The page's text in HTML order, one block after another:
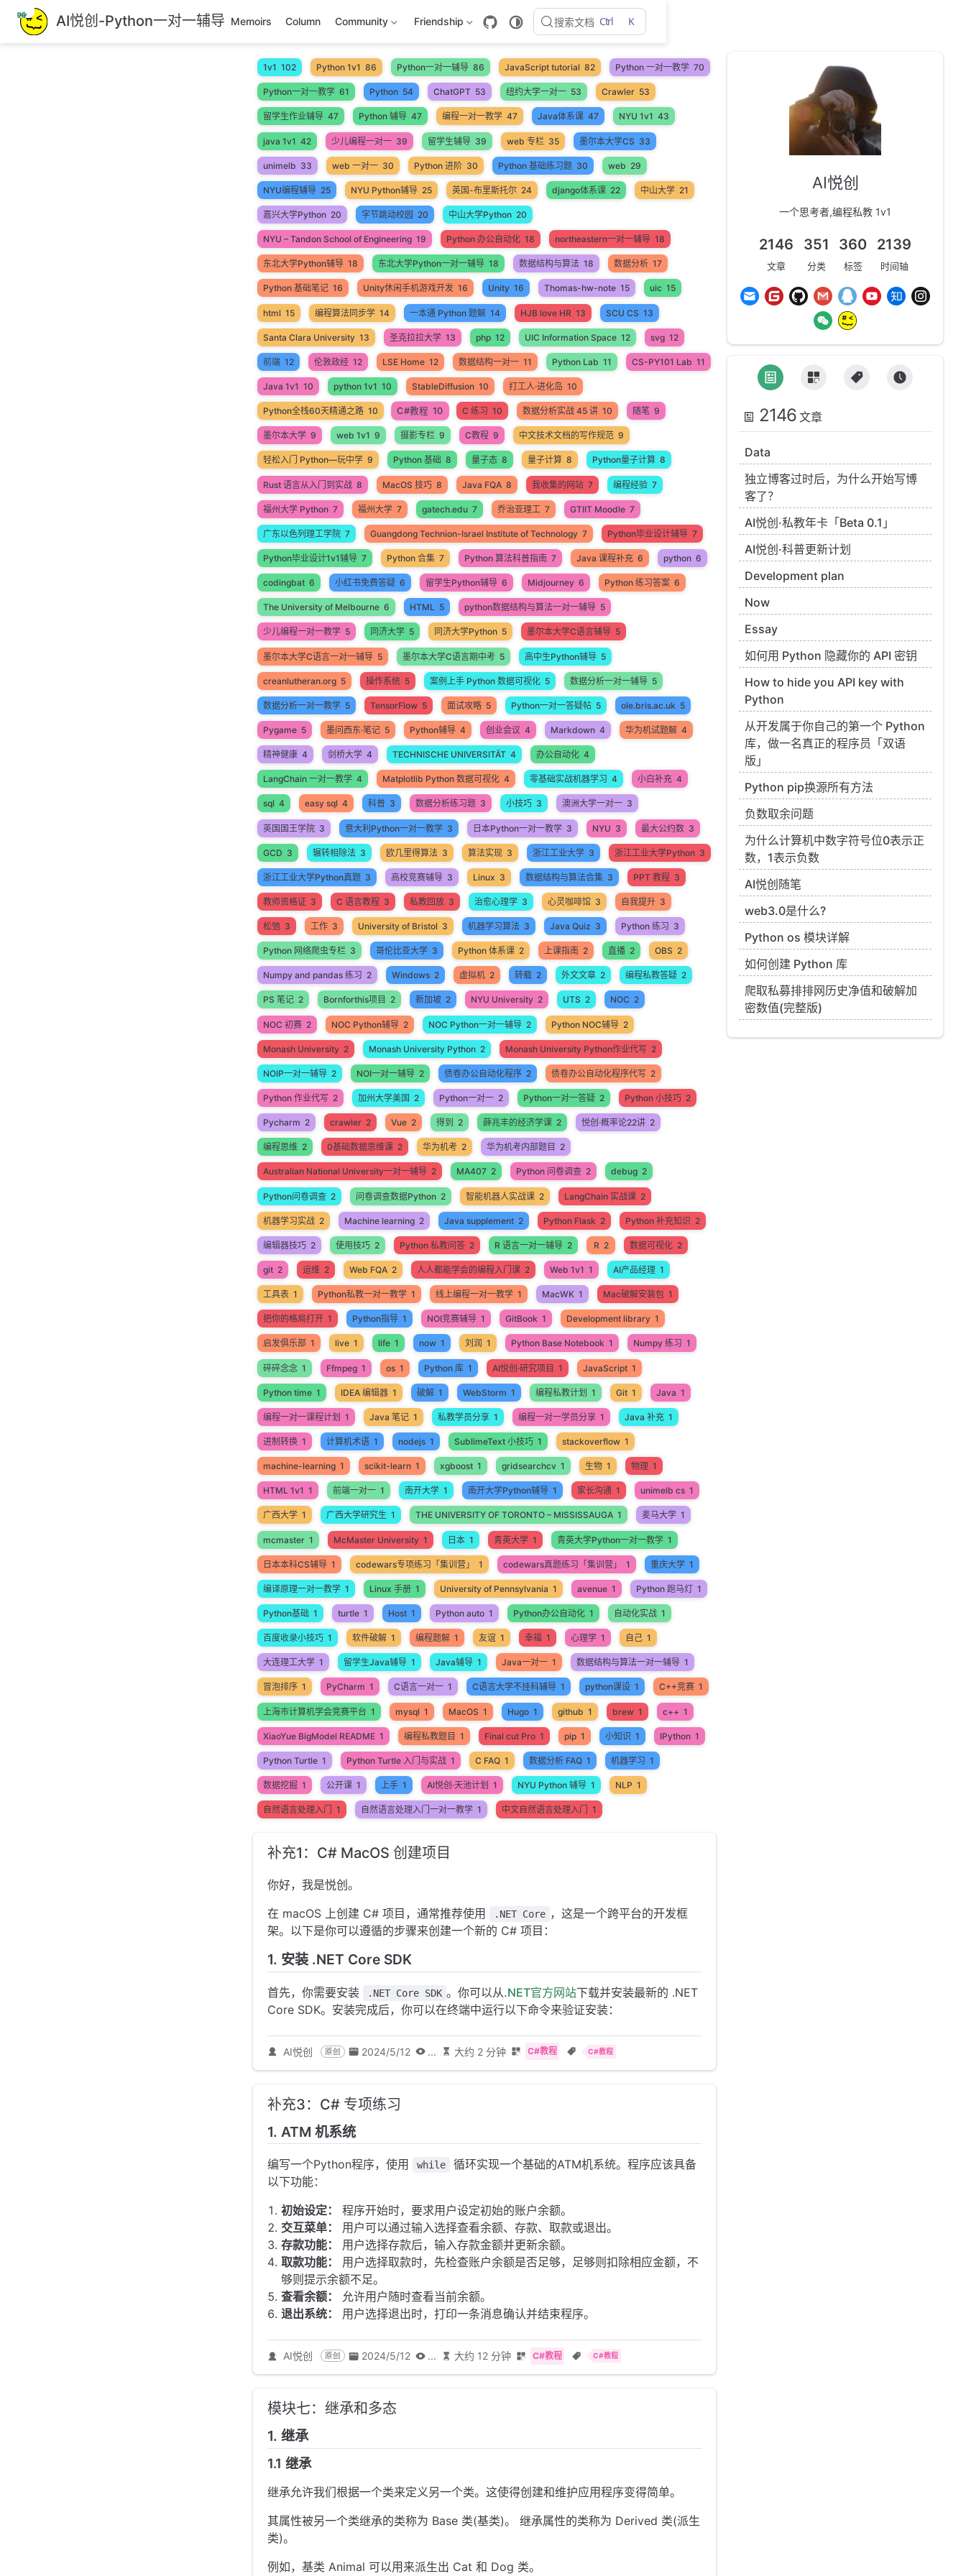
跳
至
主
AI悦创-Python一对一辅导 Memoirs Column Community Friendship 搜索文档 Ctrl K
1v1 102 Python 1v1 86 Python一对一辅导 86 JavaScript tutorial 82 Python 一对一教学 70
Python一对一教学 61 Python 54 ChatGPT 53 纽约大学一对一 53 Crawler 53
留学生作业辅导 47 Python 辅导 47 编程一对一教学 47 Java体系课 47 NYU 1v1 43
java 1v1 42 少儿编程一对一 39 留学生辅导 39 web 专栏 35 墨尔本大学CS 33
unimelb 33 web 一对一 30 Python 进阶 30 Python 基础练习题 30 web 29
NYU编程辅导 25 NYU Python辅导 25 英国-布里斯托尔 24 django体系课 22 中山大学 21
嘉兴大学Python 20 字节跳动校园 20 中山大学Python 20
NYU – Tandon School of Engineering 19 Python 办公自动化 18 northeastern一对一辅导 18
东北大学Python辅导 18 东北大学Python一对一辅导 18 数据结构与算法 18 数据分析 17
Python 基础笔记 16 Unity休闲手机游戏开发 16 Unity 16 Thomas-hw-note 15 uic 15
html 15 编程算法同步学 14 一本通 Python 题解 14 HJB love HR 13 SCU CS 13
Santa Clara University 13 圣克拉拉大学 13 php 12 UIC Information Space 12 svg 12
前端 12 伦敦政经 12 LSE Home 12 数据结构一对一 11 Python Lab 11 CS-PY101 Lab 11
Java 1v1 10 python 1v1 10 StableDiffusion 10 打工人·进化岛 10
Python全栈60天精通之路 10 C#教程 10 C 练习 10 数据分析实战 45 讲 10 随笔 9
墨尔本大学 9 web 1v1 9 摄影专栏 9 C教程 9 中文技术文档的写作规范 9
轻松入门 Python—玩中学 9 Python 基础 8 量子态 8 量子计算 8 Python量子计算 8
Rust 语言从入门到实战 8 MacOS 技巧 8 Java FQA 8 我收集的网站 7 编程经验 7
福州大学 Python 7 福州大学 7 gatech.edu 7 乔治亚理工 7 GTIIT Moodle 7
广东以色列理工学院 7 Guangdong Technion-Israel Institute of Technology 7 Python毕业设计辅导 7
Python毕业设计1v1辅导 7 Python 合集 7 Python 算法科普指南 7 Java 课程补充 6 python 6
codingbat 6 小红书免费答疑 6 留学生Python辅导 6 Midjourney 6 Python 练习答案 6
The University of Melbourne 6 HTML 5 python数据结构与算法一对一辅导 5
少儿编程一对一教学 5 同济大学 5 同济大学Python 5 墨尔本大学C语言辅导 5
墨尔本大学C语言一对一辅导 5 墨尔本大学C语言期中考 5 高中生Python辅导 5
creanlutheran.org 5 操作系统 5 案例上手 Python 数据可视化 5 数据分析一对一辅导 5
数据分析一对一教学 5 TensorFlow 5 面试攻略 5 Python一对一答疑帖 5 ole.bris.ac.uk 5
Pygame 5 墨问西东·笔记 5 Python辅导 4 创业会议 4 Markdown 4 华为机试题解 4
精神健康 4 剑桥大学 4 TECHNISCHE UNIVERSITÄT 4 办公自动化 4
LangChain 一对一教学 4 Matplotlib Python 数据可视化 4 零基础实战机器学习 4 小白补充 4
sql 4 easy sql 4 科普 3 数据分析练习题 3 小技巧 3 澳洲大学一对一 3
英国国王学院 3 意大利Python一对一教学 3 日本Python一对一教学 3 NYU 3 最大公约数 3
GCD 3 辗转相除法 3 欧几里得算法 3 算法实现 3 浙江工业大学 3 浙江工业大学Python 3
浙江工业大学Python真题 3 高校竞赛辅导 3 Linux 3 数据结构与算法合集 3 PPT 教程 3
教师资格证 3 C 语言教程 3 私教回放 3 治愈心理学 3 心灵咖啡馆 3 自我提升 3
松弛 3 工作 3 University of Bristol 3 机器学习算法 3 Java Quiz 3 Python 练习 3
Python 网络爬虫专栏 3 哥伦比亚大学 3 Python 体系课 2 上课指南 2 直播 2 OBS 2
Numpy and pandas 练习 2 Windows 2 虚拟机 2 转载 2 外文文章 2 编程私教答疑 2
PS 笔记 2 Bornforthis项目 2 新加坡 2 NYU University 2 UTS 2 NOC 2
NOC 初赛 2 NOC Python辅导 2 NOC Python一对一辅导 2 Python NOC辅导 2
Monash University 2 Monash University Python 2 Monash University Python作业代写 2
NOIP一对一辅导 2 NOI一对一辅导 2 债卷办公自动化程序 2 债卷办公自动化程序代写 2
Python 作业代写 2 加州大学美国 2 Python一对一 2 Python一对一答疑 2 Python 小技巧 2
Pycharm 2 crawler 2 Vue 2 得到 2 薛兆丰的经济学课 2 悦创·概率论22讲 2
编程思维 2 0基础数据思维课 2 华为机考 2 华为机考内部题目 2
Australian National University一对一辅导 2 MA407 2 Python 问卷调查 2 debug 2
Python问卷调查 2 问卷调查数据Python 2 智能机器人实战课 2 LangChain 实战课 2
机器学习实战 2 Machine learning 2 Java supplement 2 Python Flask 2 Python 补充知识 2
编辑器技巧 2 使用技巧 2 Python 私教问答 2 R 语言一对一辅导 2 R 2 数据可视化 2
git 2 运维 2 Web FQA 2 人人都能学会的编程入门课 2 Web 1v1 1 AI产品经理 1
工具表 1 Python私教一对一教学 1 线上编程一对一教学 1 MacWK 1 Mac破解安装包 1
把你的格局打开 1 Python指导 1 NOI竞赛辅导 1 GitBook 1 Development library 1
启发俱乐部 1 live 1 life 1 now 1 刘润 1 Python Base Notebook 1 Numpy 练习 1
碎碎念念 1 Ffmpeg 1 os 1 Python 库 1 AI悦创·研究项目 1 JavaScript 1
Python time 1 IDEA 编辑器 1 破解 1 WebStorm 1 编程私教计划 1 Git 1 Java 1
编程一对一课程计划 1 Java 笔记 1 私教学员分享 1 编程一对一学员分享 1 Java 补充 1
进制转换 1 计算机术语 1 nodejs 1 SublimeText 小技巧 1 stackoverflow 1
machine-learning 1 scikit-learn 1 xgboost 1 gridsearchcv 1 生物 1 物理 1
HTML 1v1 1 前端一对一 1 南开大学 1 南开大学Python辅导 1 家长沟通 1 unimelb cs 1
广西大学 1 广西大学研究生 1 THE UNIVERSITY OF TORONTO – MISSISSAUGA 1 麦马大学 1
mcmaster 1 McMaster University 1 日本 1 青英大学 1 青英大学Python一对一教学 1
日本本科CS辅导 1 codewars专项练习「集训营」 1 codewars真题练习「集训营」 1 重庆大学 1
编译原理一对一教学 1 Linux 手册 1 University of Pennsylvania 1 avenue 1 Python 跑马灯 1
Python基础 1 turtle 1 Host 1 Python auto 1 Python办公自动化 1 自动化实战 1
百度收录小技巧 1 软件破解 1 编程题解 1 友谊 1 幸福 1 心理学 1 自己 1
大连理工大学 1 留学生Java辅导 1 Java辅导 1 Java一对一 1 数据结构与算法一对一辅导 1
冒泡排序 1 PyCharm 1 C语言一对一 1 C语言大学不挂科辅导 1 python课设 1 C++竞赛 1
上海市计算机学会竞赛平台 1 mysql 1 MacOS 1 Hugo 1 github 1 brew 1 c++ 1
XiaoYue BigModel README 1 编程私教题目 1 Final cut Pro 1 pip 1 小知识 1 IPython 1
Python Turtle 1 Python Turtle 入门与实战 1 C FAQ 1 数据分析 FAQ 1 机器学习 1
数据挖掘 1 公开课 1 上手 1 AI悦创·天池计划 1 NYU Python 辅导 1 NLP 1
自然语言处理入门 1 自然语言处理入门一对一教学 1 中文自然语言处理入门 1
补充1：C# MacOS 创建项目
你好，我是悦创。
在 macOS 上创建 C# 项目，通常推荐使用
.NET Core ，这是一个跨平台的开发框
架。以下是你可以遵循的步骤来创建一个新的 C# 项目：
1. 安装 .NET Core SDK
首先，你需要安装 .NET Core SDK 。你可以从.NET官方网站下载并安装最新的 .NET
Core SDK。安装完成后，你可以在终端中运行以下命令来验证安装：
AI悦创 原创 2024/5/12 ... 大约 2 分钟 C#教程 C#教程
补充3：C# 专项练习
1. ATM 机系统
编写一个Python程序，使用 while
循环实现一个基础的ATM机系统。程序应该具备
以下功能：
初始设定：
程序开始时，要求用户设定初始的账户余额。
交互菜单：
用户可以通过输入选择查看余额、存款、取款或退出。
存款功能：
用户选择存款后，输入存款金额并更新余额。
取款功能：
用户选择取款时，先检查账户余额是否足够，足够则扣除相应金额，不
够则提示余额不足。
查看余额：
允许用户随时查看当前余额。
退出系统：
用户选择退出时，打印一条消息确认并结束程序。
AI悦创 原创 2024/5/12 ... 大约 12 分钟 C#教程 C#教程
模块七：继承和多态
1. 继承
1.1 继承
继承允许我们根据一个类来定义另一个类。这使得创建和维护应用程序变得简单。
其属性被另一个类继承的类称为 Base 类(基类)。 继承属性的类称为 Derived 类(派生
类)。
例如，基类 Animal 可以用来派生出 Cat 和 Dog 类。
AI悦创
一个思考者,编程私教 1v1
2146
文章
351
分类
360
标签
2139
时间轴
2146 文章
Data
独立博客过时后，为什么开始写博
客了？
AI悦创·私教年卡「Beta 0.1」
AI悦创·科普更新计划
Development plan
Now
Essay
如何用 Python 隐藏你的 API 密钥
How to hide you API key with
Python
从开发属于你自己的第一个 Python
库，做一名真正的程序员「双语
版」
Python pip换源所有方法
负数取余问题
为什么计算机中数字符号位0表示正
数，1表示负数
AI悦创随笔
web3.0是什么?
Python os 模块详解
如何创建 Python 库
爬取私募排排网历史净值和破解加
密数值(完整版)